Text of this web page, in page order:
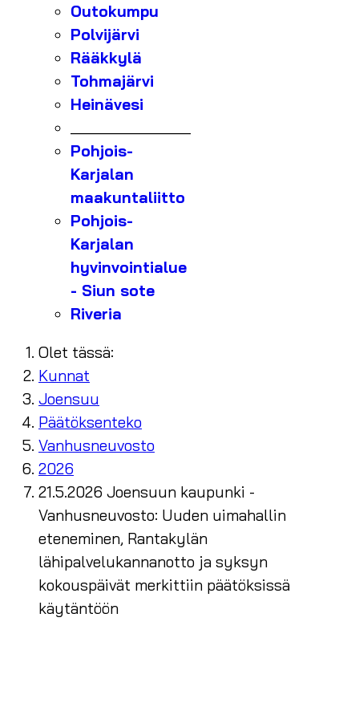
Outokumpu
Polvijärvi
Rääkkylä
Tohmajärvi
Heinävesi
Pohjois-
Karjalan
maakuntaliitto
Pohjois-
Karjalan
hyvinvointialue
- Siun sote
Riveria
Olet tässä:
Kunnat
Joensuu
Päätöksenteko
Vanhusneuvosto
2026
21.5.2026 Joensuun kaupunki -
Vanhusneuvosto: Uuden uimahallin
eteneminen, Rantakylän
lähipalvelukannanotto ja syksyn
kokouspäivät merkittiin päätöksissä
käytäntöön